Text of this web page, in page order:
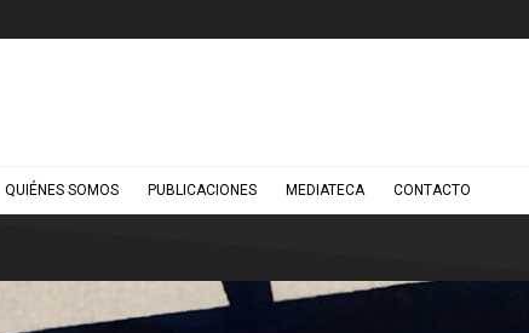
QUIÉNES SOMOS PUBLICACIONES MEDIATECA CONTACTO